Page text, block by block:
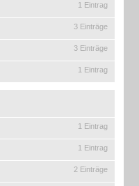
1 Eintrag
3 Einträge
3 Einträge
1 Eintrag
1 Eintrag
1 Eintrag
2 Einträge